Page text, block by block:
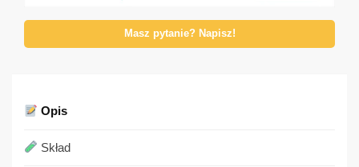
Masz pytanie? Napisz!
Opis
Skład